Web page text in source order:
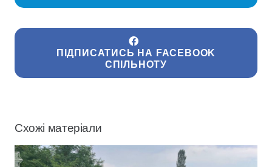
ПІДПИСАТИСЬ НА FACEBOOK
СПІЛЬНОТУ
Схожі матеріали